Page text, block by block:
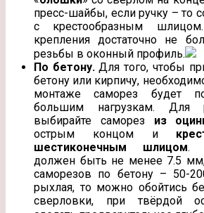
пресс-шайбы, если ручку – то
с крестообразным
крепления достаточно не
резьбы в оконный профиль.
По бетону.Для того, чтобы
бетону или кирпичу,
монтаже саморез будет
большим нагрузкам. Для
выбирайте саморез из
острым концом и
шестиконечным
шлицом.
должен быть не менее 7.5
саморезов по бетону – 50-
рыхлая, то можно обойтись
сверловки, при твёрдой